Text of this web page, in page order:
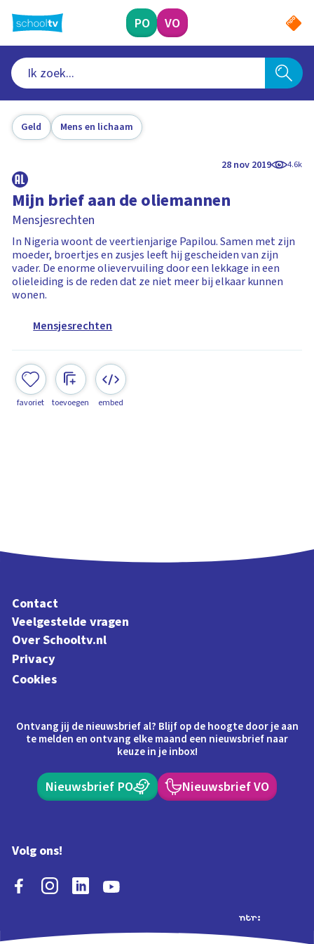
naar
hoofdinhoud
PO VO
Geld Mens en lichaam
28 nov 2019 4.6k
Mijn brief aan de oliemannen
Mensjesrechten
In Nigeria woont de veertienjarige Papilou. Samen met zijn
moeder, broertjes en zusjes leeft hij gescheiden van zijn
vader. De enorme olievervuiling door een lekkage in een
olieleiding is de reden dat ze niet meer bij elkaar kunnen
wonen.
Mensjesrechten
favoriet toevoegen embed
Contact
Veelgestelde vragen
Over Schooltv.nl
Privacy
Cookies
Ontvang jij de nieuwsbrief al? Blijf op de hoogte door je aan
te melden en ontvang elke maand een nieuwsbrief naar
keuze in je inbox!
Nieuwsbrief PO Nieuwsbrief VO
Volg ons!